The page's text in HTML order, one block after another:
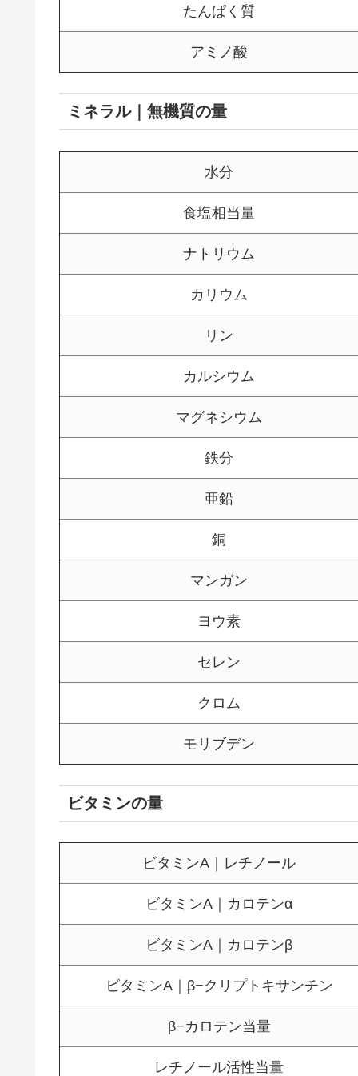
たんぱく質
アミノ酸
ミネラル｜無機質の量
水分
食塩相当量
ナトリウム
カリウム
リン
カルシウム
マグネシウム
鉄分
亜鉛
銅
マンガン
ヨウ素
セレン
クロム
モリブデン
ビタミンの量
ビタミンA｜レチノール
ビタミンA｜カロテンα
ビタミンA｜カロテンβ
ビタミンA｜β−クリプトキサンチン
β−カロテン当量
レチノール活性当量